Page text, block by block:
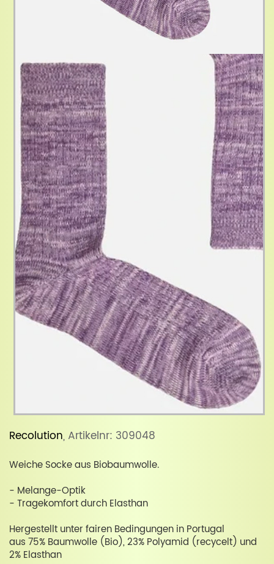
Recolution, Artikelnr: 309048
Weiche Socke aus Biobaumwolle.
- Melange-Optik
- Tragekomfort durch Elasthan
Hergestellt unter fairen Bedingungen in Portugal
aus 75% Baumwolle (Bio), 23% Polyamid (recycelt) und
2% Elasthan